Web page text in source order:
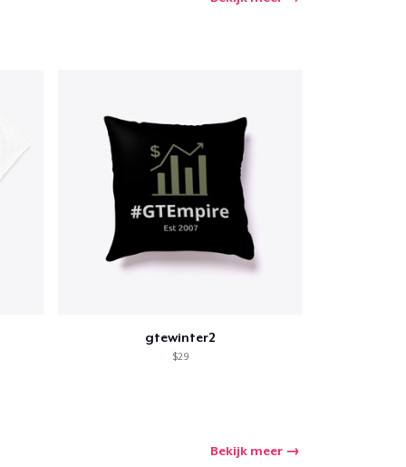
gtewinter2
$29
Bekijk meer